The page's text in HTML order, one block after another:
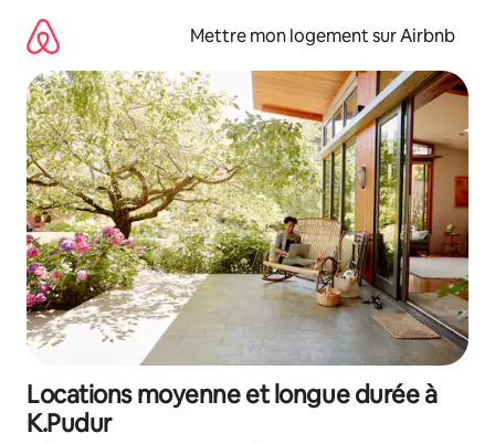
directement
contenu
Mettre mon logement sur Airbnb
Locations moyenne et longue durée à
K.Pudur